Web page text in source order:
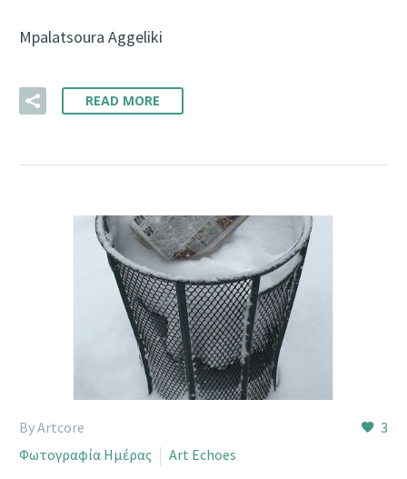
Mpalatsoura Aggeliki
READ MORE
3
By Artcore
Φωτογραφία Ημέρας
Art Echoes